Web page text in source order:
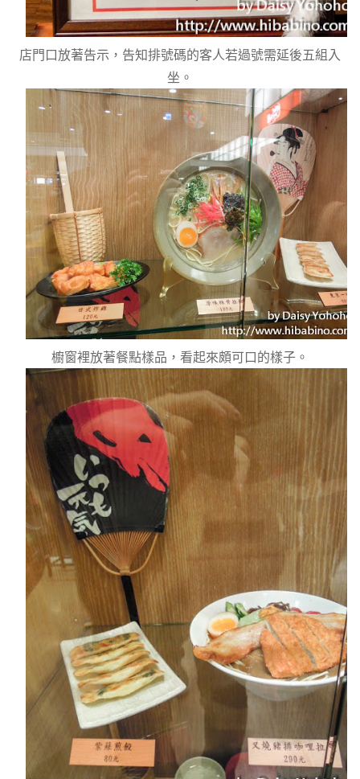
店門口放著告示，告知排號碼的客人若過號需延後五組入
坐。
櫥窗裡放著餐點樣品，看起來頗可口的樣子。